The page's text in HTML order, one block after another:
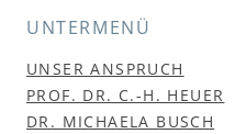
UNTERMENÜ
UNSER ANSPRUCH
PROF. DR. C.-H. HEUER
DR. MICHAELA BUSCH